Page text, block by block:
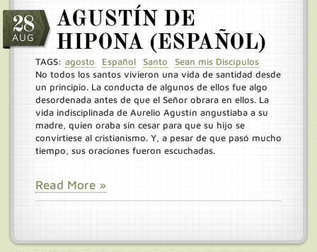
28
AUG
AGUSTÍN DE
HIPONA (ESPAÑOL)
TAGS: agosto Español Santo
Sean mis Discípulos
No todos los santos vivieron una vida de santidad desde
un principio. La conducta de algunos de ellos fue algo
desordenada antes de que el Señor obrara en ellos. La
vida indisciplinada de Aurelio Agustín angustiaba a su
madre, quien oraba sin cesar para que su hijo se
convirtiese al cristianismo. Y, a pesar de que pasó mucho
tiempo, sus oraciones fueron escuchadas.
Read More »